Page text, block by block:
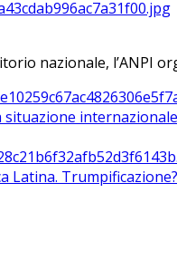
nazionale, l’ANPI
Latina. Trumpificazione?